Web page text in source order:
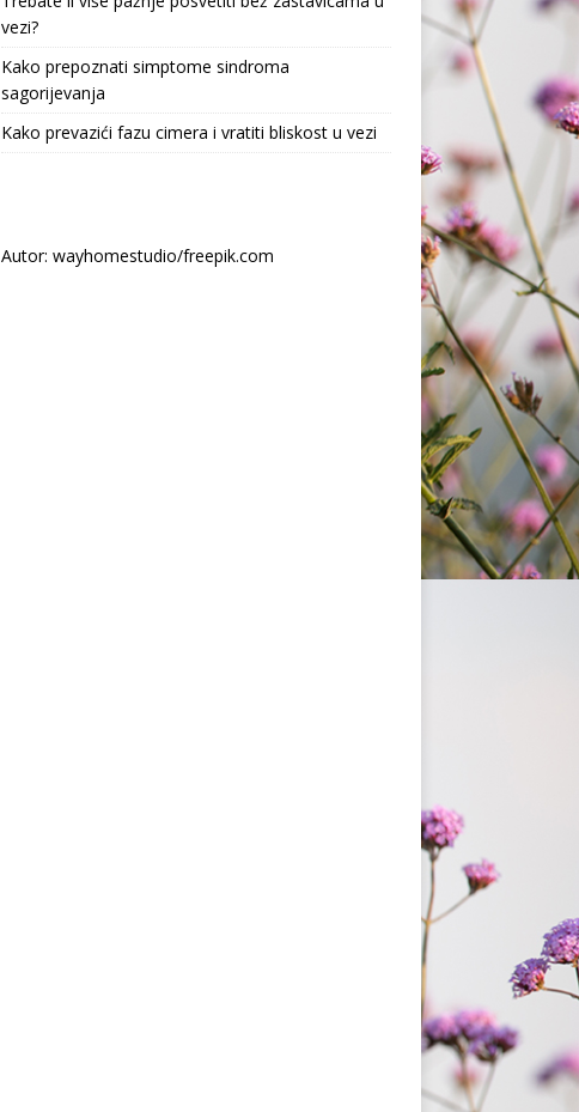
vezi?
Kako prepoznati simptome sindroma
sagorijevanja
Kako prevazići fazu cimera i vratiti bliskost u vezi
Autor: wayhomestudio/freepik.com